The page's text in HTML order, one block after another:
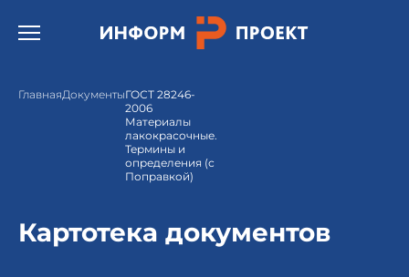
Открыть бургер меню.
ГлавнаяДокументыГОСТ 28246-
2006
Материалы
лакокрасочные.
Термины и
определения (с
Поправкой)
Картотека документов